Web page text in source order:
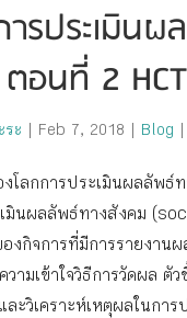
รประเมิน
อนที่ 2
ระ Feb 7, 2018 Blog
โลกการประเมินผลลัพธ์
มินผลลัพธ์ทางสังคม
งกิจการที่มีการรายงาน
วามเข้าใจวิธีการวัดผล ตั
ละวิเคราะห์เหตุผลในกา